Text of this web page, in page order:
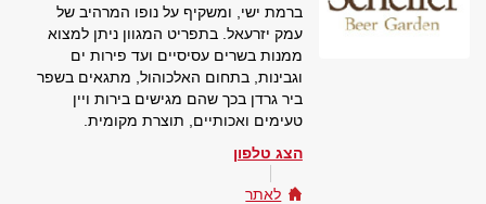
ברמת ישי, ומשקיף על נופו המרהיב של
עמק יזרעאל. בתפריט המגוון ניתן למצוא
ממנות בשרים עסיסיים ועד פירות ים
וגבינות, בתחום האלכוהול, מתגאים בשפר
ביר גרדן בכך שהם מגישים בירות ויין
טעימים ואכותיים, תוצרת מקומית.
הצג טלפון
לאתר